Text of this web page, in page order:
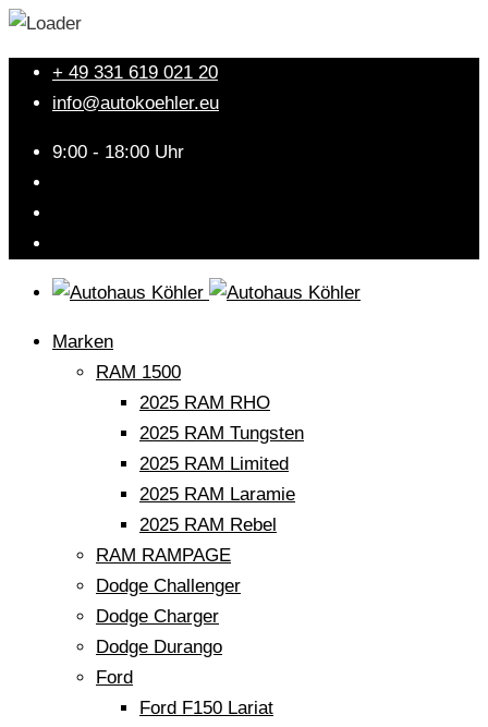
+ 49 331 619 021 20
info@autokoehler.eu
9:00 - 18:00 Uhr
Marken
RAM 1500
2025 RAM RHO
2025 RAM Tungsten
2025 RAM Limited
2025 RAM Laramie
2025 RAM Rebel
RAM RAMPAGE
Dodge Challenger
Dodge Charger
Dodge Durango
Ford
Ford F150 Lariat